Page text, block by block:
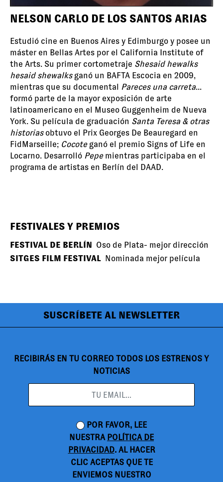
NELSON CARLO DE LOS SANTOS ARIAS
Estudió cine en Buenos Aires y Edimburgo y posee un
máster en Bellas Artes por el California Institute of
the Arts. Su primer cortometraje Shesaid hewalks
hesaid shewalksganó un BAFTA Escocia en 2009,
mientras que su documental Pareces una carreta...
formó parte de la mayor exposición de arte
latinoamericano en el Museo Guggenheim de Nueva
York. Su película de graduación Santa Teresa & otras
historiasobtuvo el Prix Georges De Beauregard en
FidMarseille; Cocote ganó el premio Signs of Life en
Locarno. Desarrolló Pepemientras participaba en el
programa de artistas en Berlín del DAAD.
FESTIVALES Y PREMIOS
FESTIVAL DE BERLÍN
Oso de Plata- mejor dirección
SITGES FILM FESTIVAL Nominada mejor película
SUSCRÍBETE AL NEWSLETTER
RECIBIRÁS EN TU CORREO TODOS LOS ESTRENOS Y
NOTICIAS
POR FAVOR, LEE
NUESTRA POLÍTICA DE
PRIVACIDAD. AL HACER
CLIC ACEPTAS QUE TE
ENVIEMOS NUESTRO